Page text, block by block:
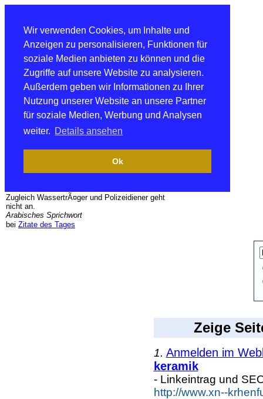
Wir verwenden Cookies, um Inhalte und
Anzeigen zu personalisieren, Funktionen für
soziale Medien anbieten zu können und die
Zugriffe auf unsere Website zu analysieren.
Außerdem geben wir Informationen zu Ihrer
Nutzung unserer Website an unsere Partner
für soziale Medien, Werbung und Analysen
weiter. Details ansehen
Ok
Zugleich WassertrÃ¤ger und Polizeidiener geht
nicht an.
Arabisches Sprichwort
bei Zitate des Tages
Zeige
1. Anmelden im
keramik
- Linkeintrag und
http://www.xn--